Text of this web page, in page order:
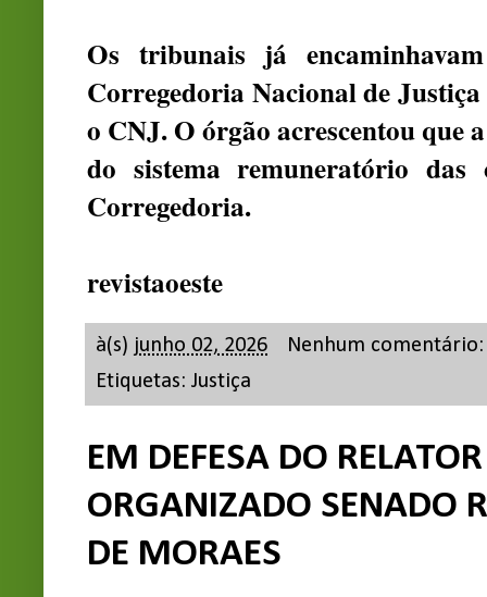
Os tribunais já
Corregedoria Nacional de
o CNJ. O órgão acrescentou que
do sistema remuneratório
Corregedoria.
revistaoeste
à(s) junho 02, 2026
Nenhum
Etiquetas: Justiça
EM DEFESA DO
ORGANIZADO SENADO
DE MORAES